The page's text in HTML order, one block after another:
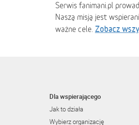
Serwis fanimani.pl
Naszą misją jest
ważne cele. Zobacz
Dla wspierającego
Jak to działa
Wybierz organizację